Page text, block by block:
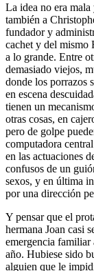
La idea no era
también a
fundador y
cachet y del mismo
a lo grande. Entre
demasiado viejos,
donde los porrazos
en escena
tienen un
otras cosas, en
pero de golpe
computadora
en las actuaciones
confusos de un
sexos, y en última
por una dirección
Y pensar que el
hermana Joan casi
emergencia familiar
año. Hubiese sido
alguien que le